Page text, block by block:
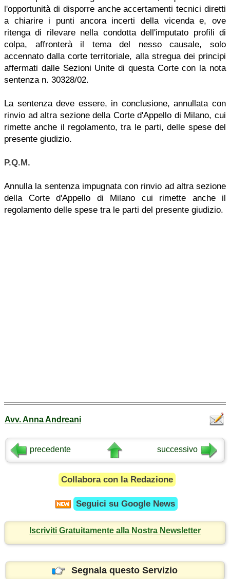
l'opportunità di disporre anche accertamenti tecnici diretti
a chiarire i punti ancora incerti della vicenda e, ove
ritenga di rilevare nella condotta dell'imputato profili di
colpa, affronterà il tema del nesso causale, solo
accennato dalla corte territoriale, alla stregua dei principi
affermati dalle Sezioni Unite di questa Corte con la nota
sentenza n. 30328/02.
La sentenza deve essere, in conclusione, annullata con
rinvio ad altra sezione della Corte d'Appello di Milano, cui
rimette anche il regolamento, tra le parti, delle spese del
presente giudizio.
P.Q.M.
Annulla la sentenza impugnata con rinvio ad altra sezione
della Corte d'Appello di Milano cui rimette anche il
regolamento delle spese tra le parti del presente giudizio.
Avv. Anna Andreani
precedente successivo
Collabora con la Redazione
Seguici su Google News
Iscriviti Gratuitamente alla Nostra Newsletter
Segnala questo Servizio